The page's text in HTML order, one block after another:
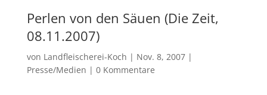
Perlen von den Säuen (Die Zeit,
08.11.2007)
von Landfleischerei-Koch | Nov. 8, 2007|
Presse/Medien | 0 Kommentare